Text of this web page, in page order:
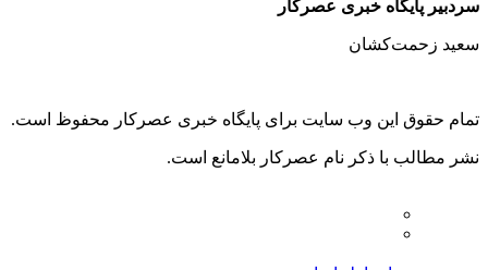
سردبیر پایگاه خبری عصرکار
سعید زحمت‌کشان
تمام حقوق این وب سایت برای پایگاه خبری عصرکار محفوظ است.
نشر مطالب با ذکر نام عصرکار بلامانع است.